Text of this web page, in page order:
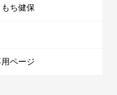
ち健保
ページ